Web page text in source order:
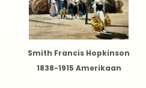
Smith Francis Hopkinson
1838-1915 Amerikaan